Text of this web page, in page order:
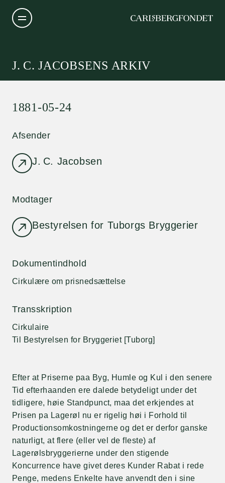
J. C. JACOBSENS ARKIV
1881-05-24
Afsender
J. C. Jacobsen
Modtager
Bestyrelsen for Tuborgs Bryggerier
Dokumentindhold
Cirkulære om prisnedsættelse
Transskription
Cirkulaire
Til Bestyrelsen for Bryggeriet [Tuborg]
Efter at Priserne paa Byg, Humle og Kul i den senere
Tid efterhaanden ere dalede betydeligt under det
tidligere, høie Standpunct, maa det erkjendes at
Prisen pa Lagerøl nu er rigelig høi i Forhold til
Productionsomkostningerne og det er derfor ganske
naturligt, at flere (eller vel de fleste) af
Lagerølsbryggerierne under den stigende
Koncurrence have givet deres Kunder Rabat i rede
Penge, medens Enkelte have anvendt den i sine